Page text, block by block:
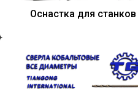
Оснастка для станков